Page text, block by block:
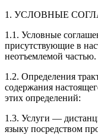
1. УСЛОВНЫЕ
1.1. Условные
присутствующие в
неотъемлемой частью.
1.2. Определения
содержания
этих определений:
1.3. Услуги —
языку посредством